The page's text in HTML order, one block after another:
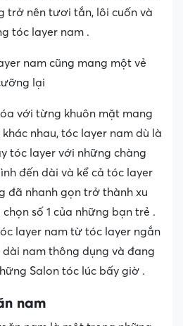
trở nên tươi tắn, lôi cuốn và
tóc layer nam .
nam cũng mang một vẻ
lại
với từng khuôn mặt mang
nhau, tóc layer nam dù là
tóc layer với những chàng
đến dài và kể cả tóc layer
đã nhanh gọn trở thành xu
số 1 của những bạn trẻ .
layer nam từ tóc layer ngắn
nam thông dụng và đang
Salon tóc lúc bấy giờ .
nam